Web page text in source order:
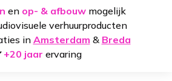
en op- & afbouw mogelijk
verhuurproducten
in Amsterdam & Breda
+20 jaar ervaring